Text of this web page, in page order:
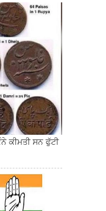
ਕੀਮਤੀ ਸਨ ਫੁੱਟੀ